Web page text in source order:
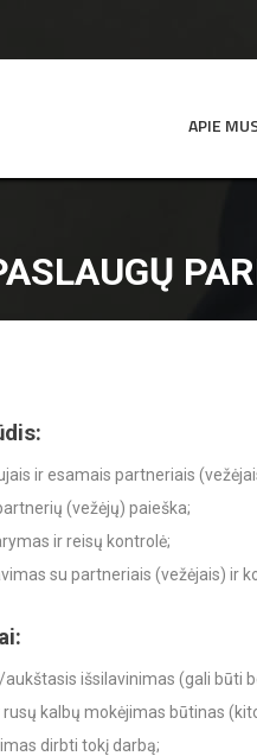
APIE
ir esamais partneriais
(vežėjų) paieška;
ir reisų kontrolė;
su partneriais (vežėjais) ir
išsilavinimas (gali būti
rusų kalbų mokėjimas būtinas
dirbti tokį darbą;